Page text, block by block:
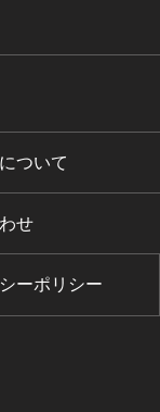
ついて
せ
ーポリシー